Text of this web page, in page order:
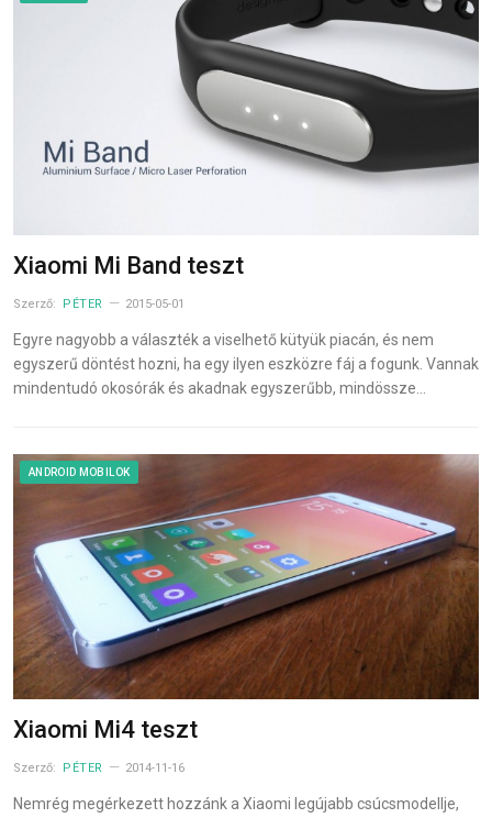
Xiaomi Mi Band teszt
Szerző: PÉTER 2015-05-01
Egyre nagyobb a választék a viselhető kütyük piacán, és nem
egyszerű döntést hozni, ha egy ilyen eszközre fáj a fogunk. Vannak
mindentudó okosórák és akadnak egyszerűbb, mindössze…
ANDROID MOBILOK
Xiaomi Mi4 teszt
Szerző: PÉTER 2014-11-16
Nemrég megérkezett hozzánk a Xiaomi legújabb csúcsmodellje,